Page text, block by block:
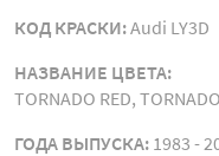
КОД КРАСКИ:Audi LY3D
НАЗВАНИЕ ЦВЕТА:
TORNADO RED,
ГОДА ВЫПУСКА: 1983 -